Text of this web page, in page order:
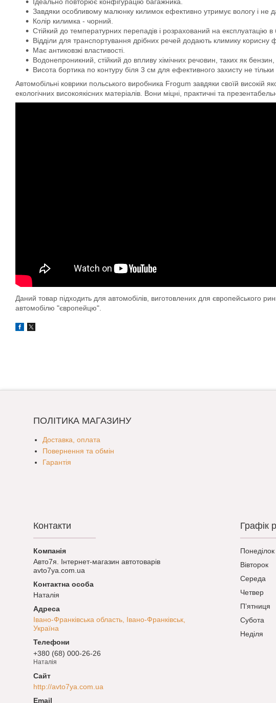
Завдяки особливому малюнку килимок ефективно утримує вологу і не
Колір килимка - чорний.
Стійкий до температурних перепадів і розрахований на експлуатацію в
Відділи для транспортування дрібних речей додають климику корисну
Має антиковзкі властивості.
Водонепроникний, стійкий до впливу хімічних речовин, таких як
Висота бортика по контуру біля 3 см для ефективного захисту не тільки
Автомобільні коврики польського виробника Frogum завдяки своїй високій
екологічних високоякісних матеріалів. Вони міцні, практичні та
Даний товар підходить для автомобілів, виготовлених для європейського
автомобілю "європейцю".
ПОЛІТИКА МАГАЗИНУ
Доставка, оплата
Повернення та обмін
Гарантія
Контакти
Авто7я. Інтернет-магазин автотоварів
avto7ya.com.ua
Наталія
Івано-Франківська область, Івано-Франківськ,
Україна
+380 (68) 000-26-26
Наталія
http://avto7ya.com.ua
Графік
Понеділок
Вівторок
Середа
Четвер
Пʼятниця
Субота
Неділя